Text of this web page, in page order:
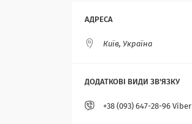
Київ, Україна
+38 (093) 647-28-96 Viber